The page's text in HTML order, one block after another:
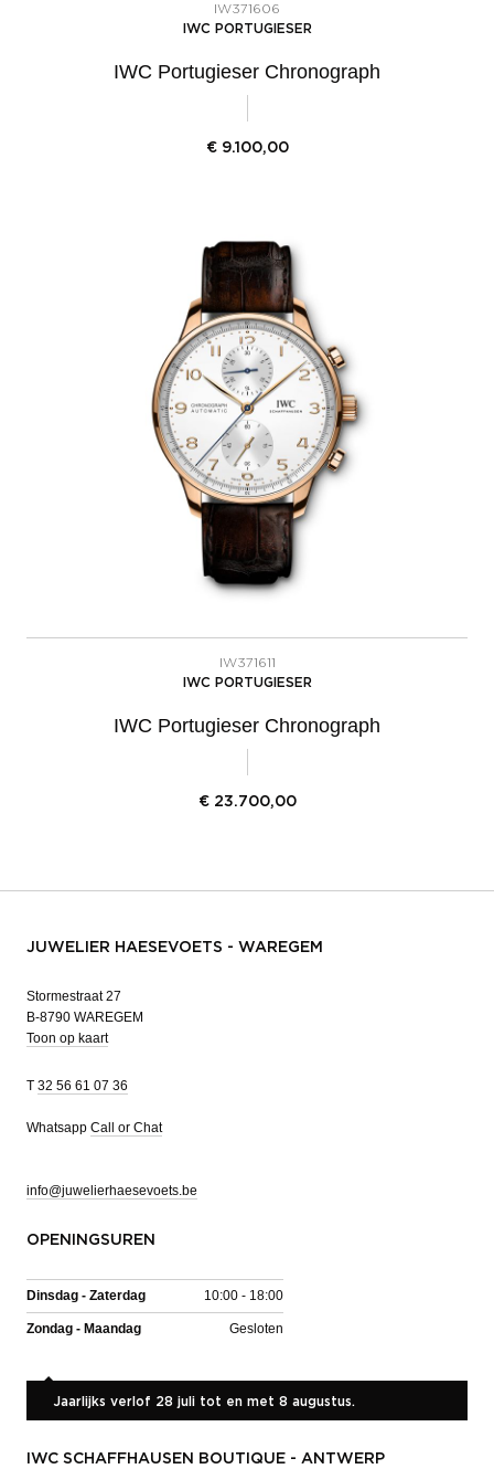
IW371606
IWC PORTUGIESER
IWC Portugieser Chronograph
€ 9.100,00
IW371611
IWC PORTUGIESER
IWC Portugieser Chronograph
€ 23.700,00
JUWELIER HAESEVOETS - WAREGEM
Stormestraat 27
B-8790 WAREGEM
Toon op kaart
T 32 56 61 07 36
Whatsapp Call or Chat
info@juwelierhaesevoets.be
OPENINGSUREN
Dinsdag - Zaterdag 10:00 - 18:00
Zondag - Maandag Gesloten
Jaarlijks verlof 28 juli tot en met 8 augustus.
IWC SCHAFFHAUSEN BOUTIQUE - ANTWERP